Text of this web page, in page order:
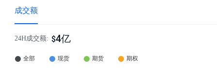
成交额
24H成交额: $4亿